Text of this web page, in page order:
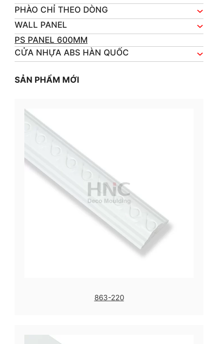
PHÀO CHỈ THEO DÒNG
WALL PANEL
PS PANEL 600MM
CỬA NHỰA ABS HÀN QUỐC
SẢN PHẨM MỚI
863-220